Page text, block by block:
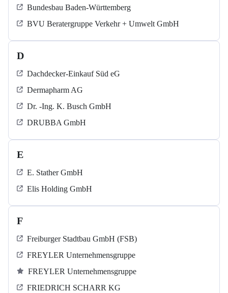
Bundesbau Baden-Württemberg
BVU Beratergruppe Verkehr + Umwelt GmbH
D
Dachdecker-Einkauf Süd eG
Dermapharm AG
Dr. -Ing. K. Busch GmbH
DRUBBA GmbH
E
E. Stather GmbH
Elis Holding GmbH
F
Freiburger Stadtbau GmbH (FSB)
FREYLER Unternehmensgruppe
FREYLER Unternehmensgruppe
FRIEDRICH SCHARR KG